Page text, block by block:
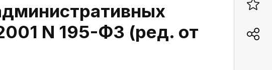
N 195-ФЗ (ред. от